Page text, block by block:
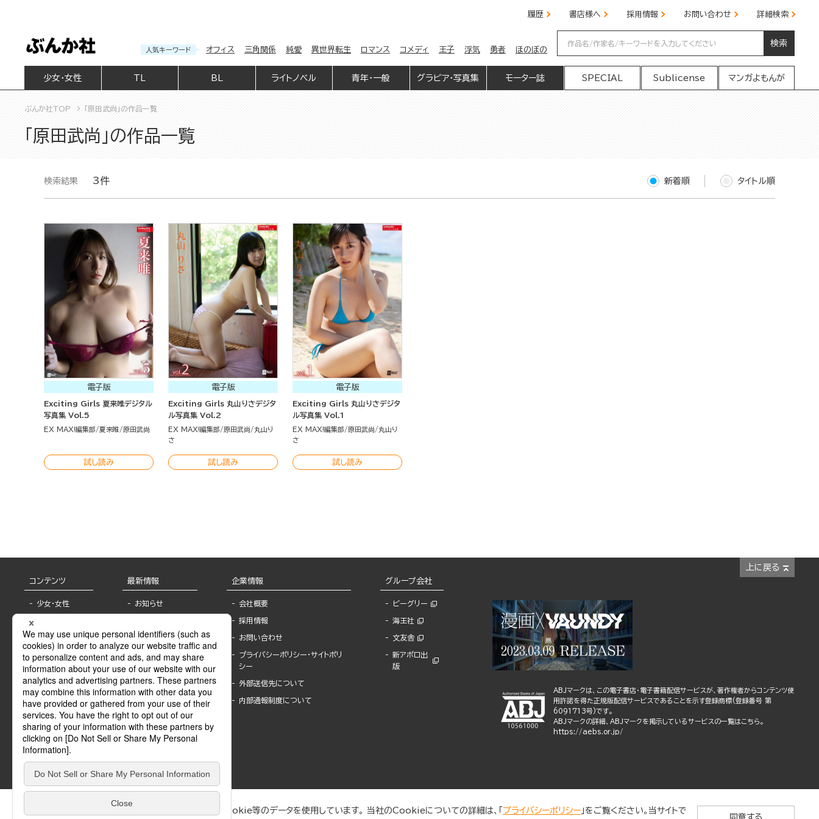
履歴 書店様へ 採用情報 お問い合わせ 詳細検索
人気キーワード オフィス 三角関係 純愛 異世界転生 ロマンス コメディ 王子 浮気 勇者 ほのぼの
検索
少女・女性 BL ライトノベル 青年・一般 グラビア・写真集 モーター誌 SPECIAL Sublicense マンガよもんが
ぶんか社TOP 「原田武尚」の作品一覧
「原田武尚」の作品一覧
検索結果 3件 新着順 タイトル順
電子版
Exciting Girls 夏来唯デジタル
写真集 Vol.5
EX MAX!編集部 夏来唯 原田武尚
試し読み
電子版
Exciting Girls 丸山りさデジタ
ル写真集 Vol.2
EX MAX!編集部 原田武尚
丸山り
さ
試し読み
電子版
Exciting Girls 丸山りさデジタ
ル写真集 Vol.1
EX MAX!編集部 原田武尚
丸山り
さ
試し読み
上に戻る
コンテンツ
少女・女性
BL
ライトノベル
青年・一般
グラビア・写真
モーター誌
SPECIAL
Sublicense
最新情報
お知らせ
報
書店様へ
海外ライセンシー
公式SNSアカウ
ント
作家一覧
Keyword list
Author list
企業情報
会社概要
採用情報
お問い合わせ
プライバシーポリシー・サイトポリ
シー
外部送信先について
内部通報制度について
グループ会社
ビーグリー
海王社
文友舎
新アポロ出
版
ABJマークは、この電子書店・電子書籍配信サービスが、著作権者からコンテンツ使
用許諾を得た正規版配信サービスであることを示す登録商標(登録番号 第
6091713号)です。
ABJマークの詳細、ABJマークを掲示しているサービスの一覧はこちら。
https://aebs.or.jp/
ぶんか社が運営するサイトでは、利便性向上のためにCookie等のデータを使用しています。 当社のCookieについての詳細は、「 プライバシーポリシー 」をご覧ください。当サイトで
同意する